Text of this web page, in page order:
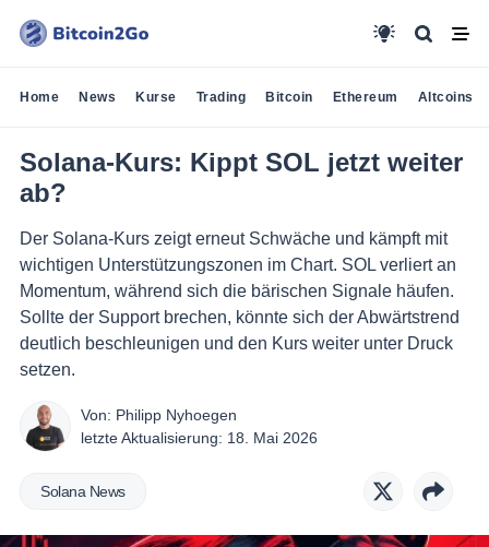
Home News Kurse Trading Bitcoin Ethereum Altcoins
Solana-Kurs: Kippt SOL jetzt weiter
ab?
Der Solana-Kurs zeigt erneut Schwäche und kämpft mit
wichtigen Unterstützungszonen im Chart. SOL verliert an
Momentum, während sich die bärischen Signale häufen.
Sollte der Support brechen, könnte sich der Abwärtstrend
deutlich beschleunigen und den Kurs weiter unter Druck
setzen.
Von: Philipp Nyhoegen
letzte Aktualisierung: 18. Mai 2026
Solana News